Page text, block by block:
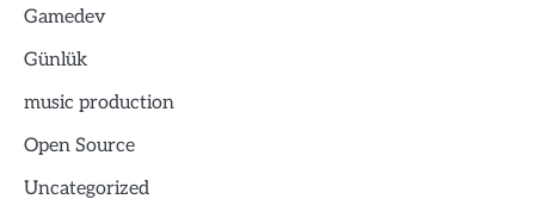
Gamedev
Günlük
music production
Open Source
Uncategorized